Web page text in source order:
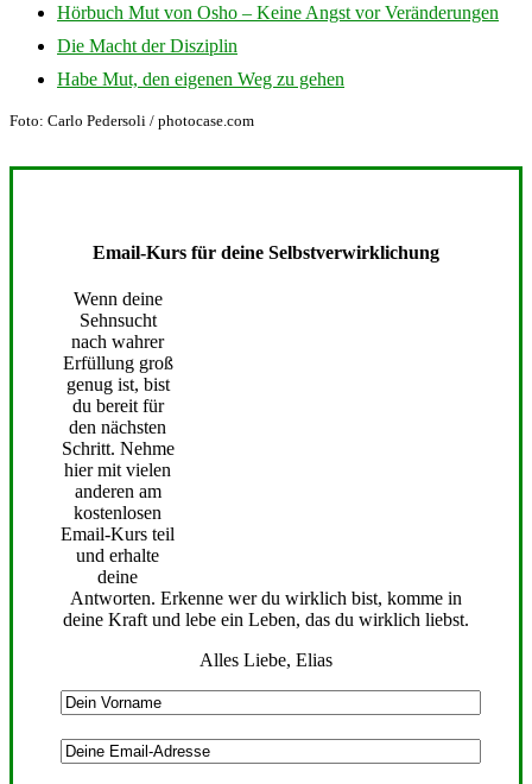
Hörbuch Mut von Osho – Keine Angst vor Veränderungen
Die Macht der Disziplin
Habe Mut, den eigenen Weg zu gehen
Foto: Carlo Pedersoli / photocase.com
Email-Kurs für deine Selbstverwirklichung
Wenn deine
Sehnsucht
nach wahrer
Erfüllung groß
genug ist, bist
du bereit für
den nächsten
Schritt. Nehme
hier mit vielen
anderen am
kostenlosen
Email-Kurs teil
und erhalte
deine
Antworten. Erkenne wer du wirklich bist, komme in
deine Kraft und lebe ein Leben, das du wirklich liebst.
Alles Liebe, Elias